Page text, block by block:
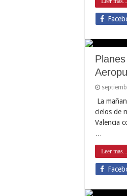
La
cielos de
Valencia
Leer mas...